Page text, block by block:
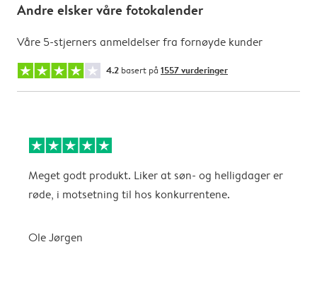
Andre elsker våre fotokalender
Våre 5-stjerners anmeldelser fra fornøyde kunder
4.2 basert på 1557 vurderinger
Meget godt produkt. Liker at søn- og helligdager er
røde, i motsetning til hos konkurrentene.
Ole Jørgen